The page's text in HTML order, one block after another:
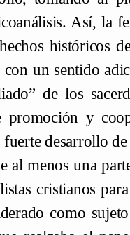
Así, la
históricos
con un sentido
de los
promoción y
fuerte desarrollo de
al menos una
cristianos
como